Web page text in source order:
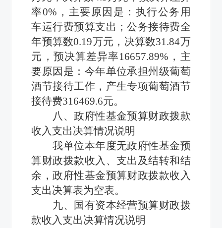
率0%， 主要原因是：执行公务用
车运行费预算支出 ； 公务接待费全
年预算数0.19万元，决算数31.84万
元，预决算差异率16657.89%， 主
要原因是：今年单位承担州级葡萄
酒节接待工作，产生专项葡萄酒节
接待费316469.6元。
八 、政府性基金预算财政拨款
收入支出决算情况说明
我单位本年度无政府性基金预
算财政拨款收入、支出 及结转和结
余 ，政府性基金预算财政拨款收入
支出决算表为空表。
九、国有资本经营预算财政拨
款收入支出决算情况说明